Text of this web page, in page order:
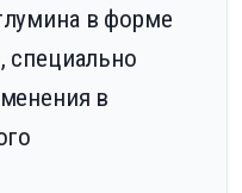
в форме
специально
в